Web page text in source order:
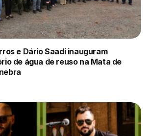
e Dário Saadi inauguram
de água de reuso na Mata de